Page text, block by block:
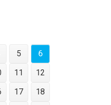
5
6
11
12
17
18